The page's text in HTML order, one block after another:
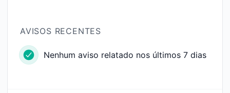
AVISOS RECENTES
Nenhum aviso relatado nos últimos 7 dias